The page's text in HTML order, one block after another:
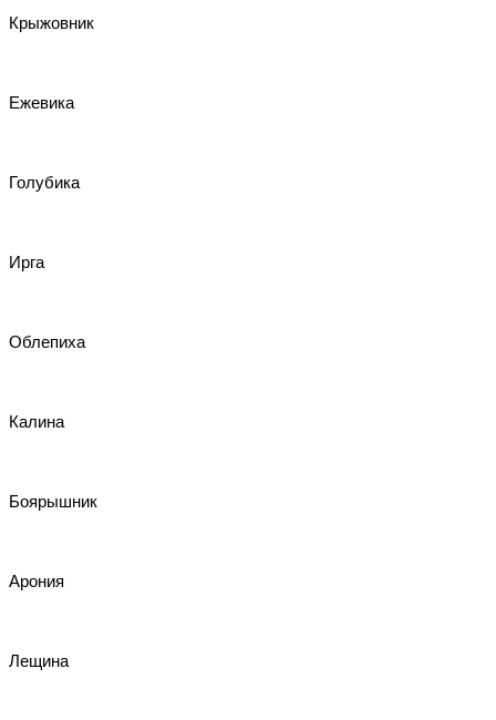
Крыжовник
Ежевика
Голубика
Ирга
Облепиха
Калина
Боярышник
Арония
Лещина